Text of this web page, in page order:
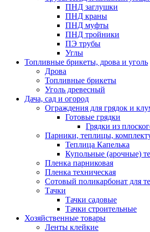
ПНД заглушки
ПНД краны
ПНД муфты
ПНД тройники
ПЭ трубы
Углы
Топливные брикеты, дрова и уголь
Дрова
Топливные брикеты
Уголь древесный
Дача, сад и огород
Ограждения для грядок и
Готовые грядки
Грядки из
Парники, теплицы,
Теплица Капелька
Купольные (арочные)
Пленка парниковая
Пленка техническая
Сотовый поликарбонат для
Тачки
Тачки садовые
Тачки строительные
Хозяйственные товары
Ленты клейкие